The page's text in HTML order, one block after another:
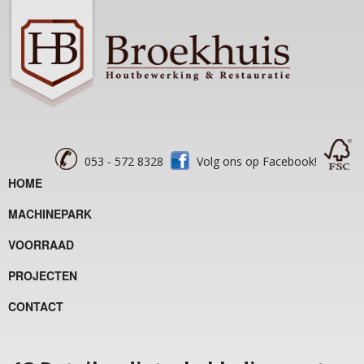
053 - 572 8328 Volg ons op Facebook!
HOME
MACHINEPARK
VOORRAAD
PROJECTEN
CONTACT